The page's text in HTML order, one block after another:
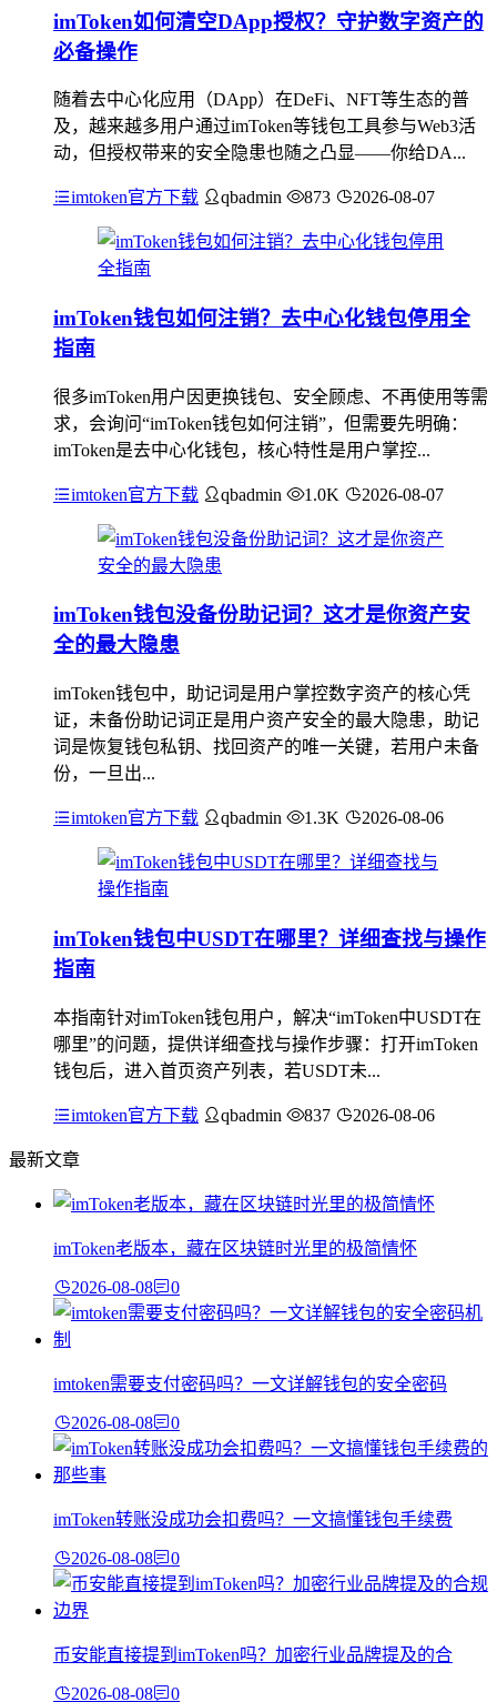
imToken如何清空DApp授权？守护数字资产的
必备操作
随着去中心化应用（DApp）在DeFi、NFT等生态的普
及，越来越多用户通过imToken等钱包工具参与Web3活
动，但授权带来的安全隐患也随之凸显——你给DA...
imtoken官方下载 qbadmin 873 2026-08-07
imToken钱包如何注销？去中心化钱包停用全
指南
很多imToken用户因更换钱包、安全顾虑、不再使用等需
求，会询问“imToken钱包如何注销”，但需要先明确：
imToken是去中心化钱包，核心特性是用户掌控...
imtoken官方下载 qbadmin 1.0K 2026-08-07
imToken钱包没备份助记词？这才是你资产安
全的最大隐患
imToken钱包中，助记词是用户掌控数字资产的核心凭
证，未备份助记词正是用户资产安全的最大隐患，助记
词是恢复钱包私钥、找回资产的唯一关键，若用户未备
份，一旦出...
imtoken官方下载 qbadmin 1.3K 2026-08-06
imToken钱包中USDT在哪里？详细查找与操作
指南
本指南针对imToken钱包用户，解决“imToken中USDT在
哪里”的问题，提供详细查找与操作步骤：打开imToken
钱包后，进入首页资产列表，若USDT未...
imtoken官方下载 qbadmin 837 2026-08-06
最新文章
imToken老版本，藏在区块链时光里的极简情怀
2026-08-08 0
imtoken需要支付密码吗？一文详解钱包的安全密码
2026-08-08 0
imToken转账没成功会扣费吗？一文搞懂钱包手续费
2026-08-08 0
币安能直接提到imToken吗？加密行业品牌提及的合
2026-08-08 0